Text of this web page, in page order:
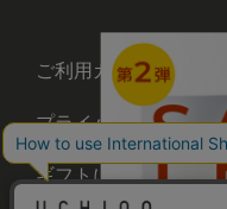
ご利用ガイド
プライバシーポリシー
ギフトについて